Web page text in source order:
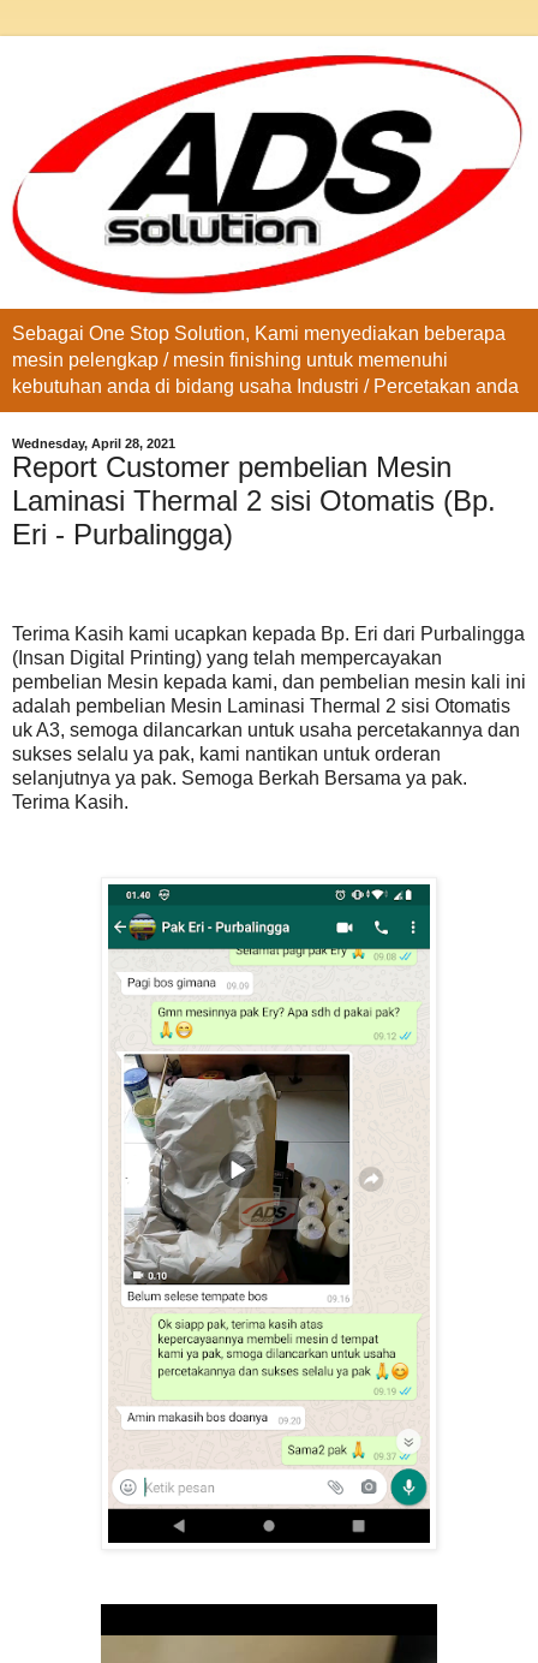
Sebagai One Stop Solution, Kami menyediakan beberapa
mesin pelengkap / mesin finishing untuk memenuhi
kebutuhan anda di bidang usaha Industri / Percetakan anda
Wednesday, April 28, 2021
Report Customer pembelian Mesin
Laminasi Thermal 2 sisi Otomatis (Bp.
Eri - Purbalingga)
Terima Kasih kami ucapkan kepada Bp. Eri dari Purbalingga
(Insan Digital Printing) yang telah mempercayakan
pembelian Mesin kepada kami, dan pembelian mesin kali ini
adalah pembelian Mesin Laminasi Thermal 2 sisi Otomatis
uk A3, semoga dilancarkan untuk usaha percetakannya dan
sukses selalu ya pak, kami nantikan untuk orderan
selanjutnya ya pak. Semoga Berkah Bersama ya pak.
Terima Kasih.